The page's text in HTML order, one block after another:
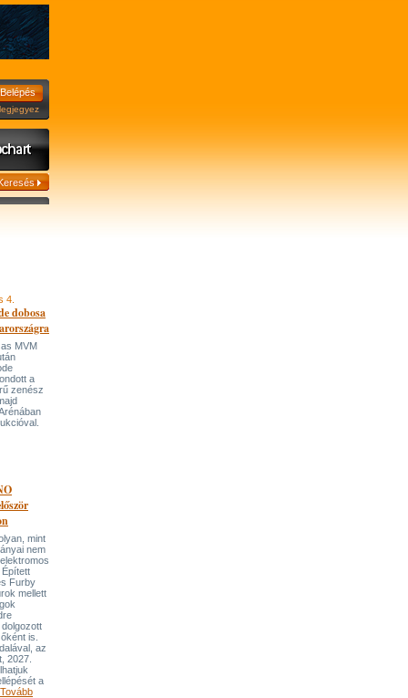
4.
dobosa
MVM
a
zenész
mint
nem
Furby
mellett
is.
az
2027.
a
Tovább